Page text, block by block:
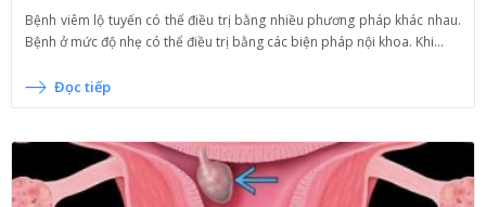
Bệnh viêm lộ tuyến có thể điều trị bằng nhiều phương pháp khác nhau.
Bệnh ở mức độ nhẹ có thể điều trị bằng các biện pháp nội khoa. Khi...
Đọc tiếp